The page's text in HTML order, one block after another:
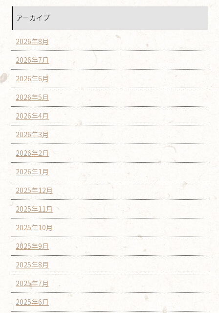
アーカイブ
2026年8月
2026年7月
2026年6月
2026年5月
2026年4月
2026年3月
2026年2月
2026年1月
2025年12月
2025年11月
2025年10月
2025年9月
2025年8月
2025年7月
2025年6月